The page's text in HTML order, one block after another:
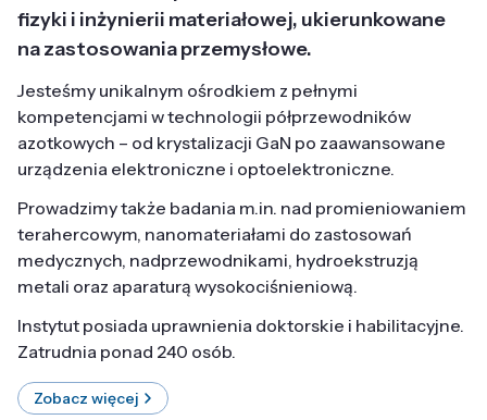
fizyki i inżynierii materiałowej, ukierunkowane
na zastosowania przemysłowe.
Jesteśmy unikalnym ośrodkiem z pełnymi
kompetencjami w technologii półprzewodników
azotkowych – od krystalizacji GaN po zaawansowane
urządzenia elektroniczne i optoelektroniczne.
Prowadzimy także badania m.in. nad promieniowaniem
terahercowym, nanomateriałami do zastosowań
medycznych, nadprzewodnikami, hydroekstruzją
metali oraz aparaturą wysokociśnieniową.
Instytut posiada uprawnienia doktorskie i habilitacyjne.
Zatrudnia ponad 240 osób.
Zobacz więcej